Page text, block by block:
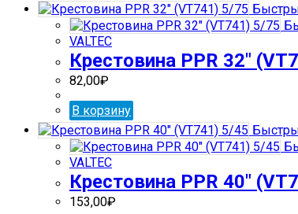
VALTEC
Крестовина PPR 32″
82,00₽
В корзину
VALTEC
Крестовина PPR 40″
153,00₽